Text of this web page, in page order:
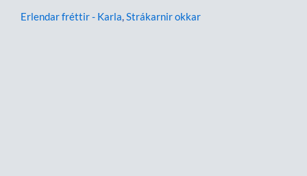
Erlendar fréttir - Karla,Strákarnir okkar